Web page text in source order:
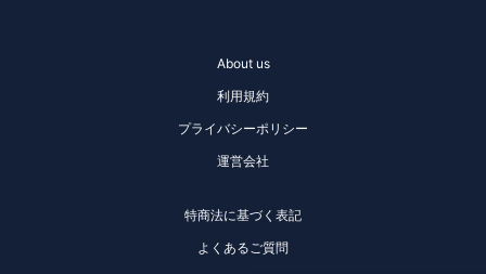
About us
利用規約
プライバシーポリシー
運営会社
特商法に基づく表記
よくあるご質問